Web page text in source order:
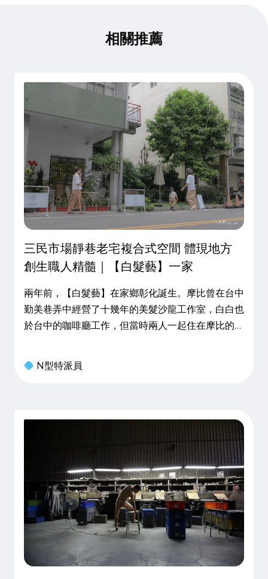
相關推薦
三民市場靜巷老宅複合式空間 體現地方
創生職人精髓｜【白髮藝】一家
兩年前，【白髮藝】在家鄉彰化誕生。摩比曾在台中
勤美巷弄中經營了十幾年的美髮沙龍工作室，白白也
於台中的咖啡廳工作，但當時兩人一起住在摩比的彰
鬆，感受到步調慢下來的自在感。然而隨著女兒榻米
N型特派員